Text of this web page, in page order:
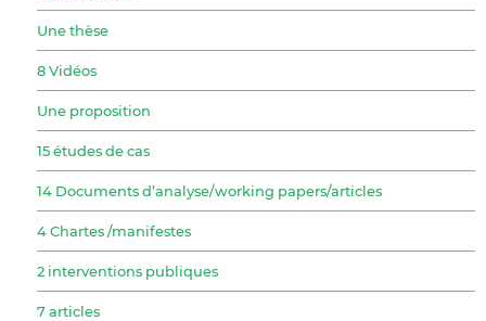
Une thèse
8 Vidéos
Une proposition
15 études de cas
14 Documents d’analyse/working papers/articles
4 Chartes /manifestes
2 interventions publiques
7 articles